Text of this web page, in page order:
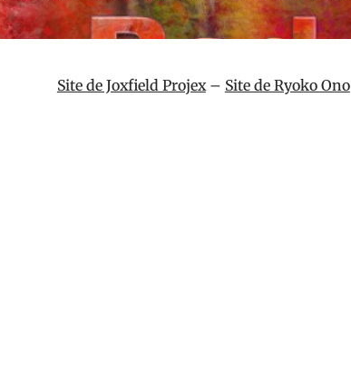
Site de Joxfield Projex– Site de Ryoko Ono